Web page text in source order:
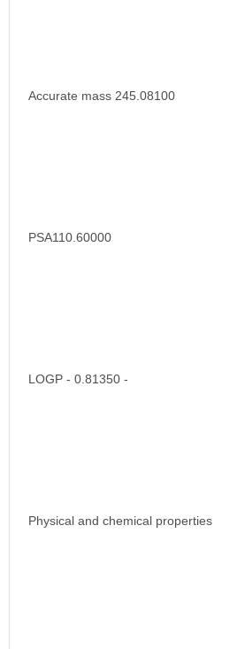
Accurate mass 245.08100
PSA110.60000
LOGP - 0.81350 -
Physical and chemical properties